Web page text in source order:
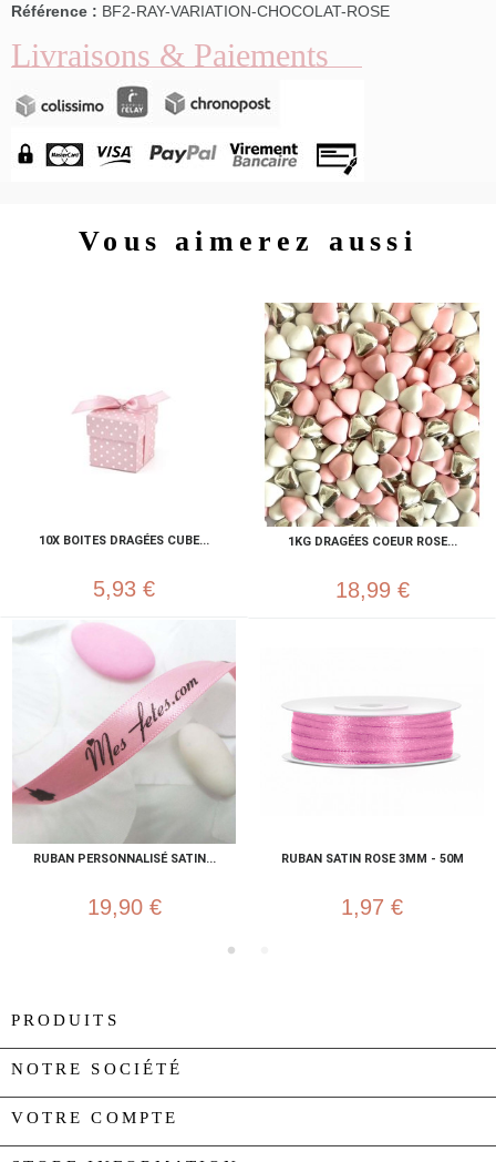
Référence : BF2-RAY-VARIATION-CHOCOLAT-ROSE
Livraisons & Paiements
Vous aimerez aussi
10X BOITES DRAGÉES CUBE...
5,93 €
1KG DRAGÉES COEUR ROSE...
18,99 €
RUBAN PERSONNALISÉ SATIN...
19,90 €
RUBAN SATIN ROSE 3MM - 50M
1,97 €
PRODUITS
NOTRE SOCIÉTÉ
VOTRE COMPTE